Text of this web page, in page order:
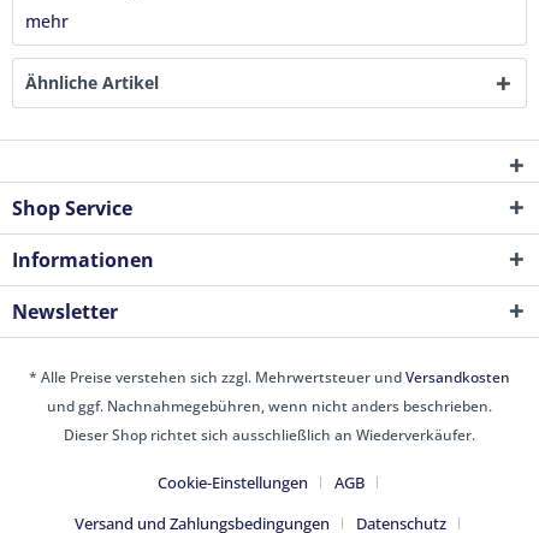
mehr
Ähnliche Artikel
Shop Service
Informationen
Newsletter
* Alle Preise verstehen sich zzgl. Mehrwertsteuer undVersandkosten
und ggf. Nachnahmegebühren, wenn nicht anders beschrieben.
Dieser Shop richtet sich ausschließlich an Wiederverkäufer.
Cookie-Einstellungen
AGB
Versand und Zahlungsbedingungen
Datenschutz